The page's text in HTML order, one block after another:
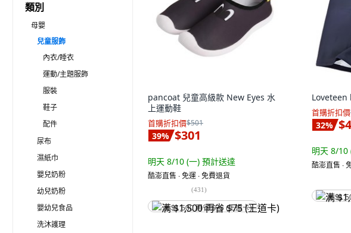
類別
母嬰
兒童服飾
內衣/睡衣
運動/主題服飾
服裝
鞋子
配件
尿布
濕紙巾
嬰兒奶粉
幼兒奶粉
嬰幼兒食品
洗沐護理
pancoat 兒童高級款 New Eyes 水
上運動鞋
首購折扣價$501
39% $301
明天 8/10 (一) 預計送達
酷澎直售 ∙ 免運 ∙ 免費退貨
(431)
满 $1,500 再省 $75 (王道卡)
Loveteen
首購折扣價
32%
明天 8/10
酷澎直售 ∙
满